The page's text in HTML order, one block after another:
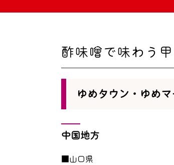
酢味噌で味わう
ゆめタウン・ゆめマ
中国地方
■山口県